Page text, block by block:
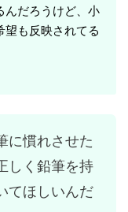
んだろうけど、小
も反映されてる
に慣れさせた
しく鉛筆を持
てほしいんだ